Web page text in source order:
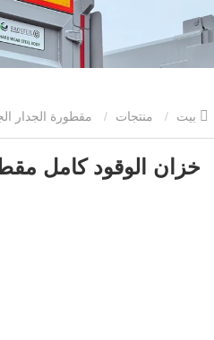
منتجات مقطورة الجدار
الوقود كامل مقطورة للبيع
خزان الوقود كامل